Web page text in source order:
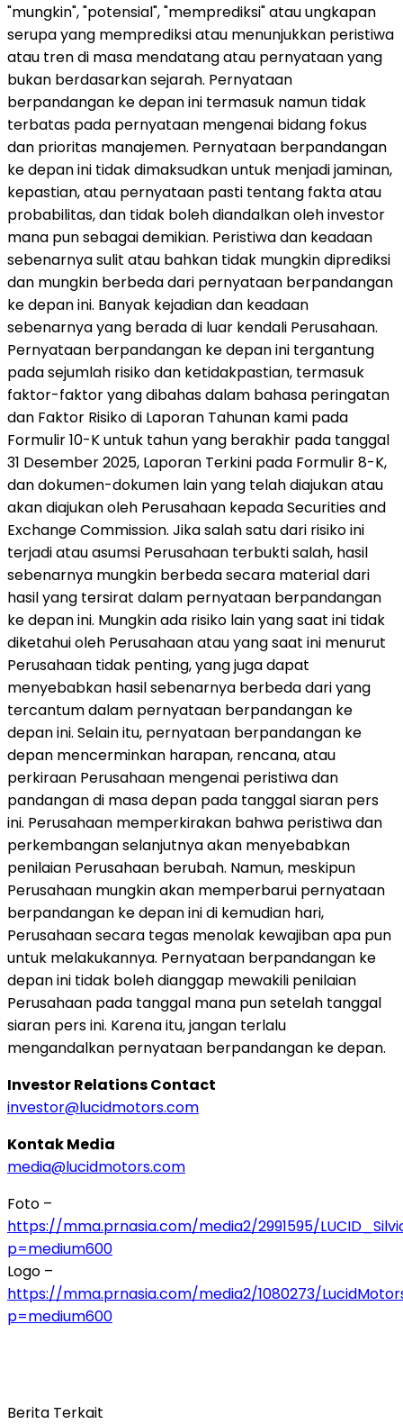
"mungkin", "potensial", "memprediksi" atau ungkapan
serupa yang memprediksi atau menunjukkan peristiwa
atau tren di masa mendatang atau pernyataan yang
bukan berdasarkan sejarah. Pernyataan
berpandangan ke depan ini termasuk namun tidak
terbatas pada pernyataan mengenai bidang fokus
dan prioritas manajemen. Pernyataan berpandangan
ke depan ini tidak dimaksudkan untuk menjadi jaminan,
kepastian, atau pernyataan pasti tentang fakta atau
probabilitas, dan tidak boleh diandalkan oleh investor
mana pun sebagai demikian. Peristiwa dan keadaan
sebenarnya sulit atau bahkan tidak mungkin diprediksi
dan mungkin berbeda dari pernyataan berpandangan
ke depan ini. Banyak kejadian dan keadaan
sebenarnya yang berada di luar kendali Perusahaan.
Pernyataan berpandangan ke depan ini tergantung
pada sejumlah risiko dan ketidakpastian, termasuk
faktor-faktor yang dibahas dalam bahasa peringatan
dan Faktor Risiko di Laporan Tahunan kami pada
Formulir 10-K untuk tahun yang berakhir pada tanggal
31 Desember 2025, Laporan Terkini pada Formulir 8-K,
dan dokumen-dokumen lain yang telah diajukan atau
akan diajukan oleh Perusahaan kepada Securities and
Exchange Commission. Jika salah satu dari risiko ini
terjadi atau asumsi Perusahaan terbukti salah, hasil
sebenarnya mungkin berbeda secara material dari
hasil yang tersirat dalam pernyataan berpandangan
ke depan ini. Mungkin ada risiko lain yang saat ini tidak
diketahui oleh Perusahaan atau yang saat ini menurut
Perusahaan tidak penting, yang juga dapat
menyebabkan hasil sebenarnya berbeda dari yang
tercantum dalam pernyataan berpandangan ke
depan ini. Selain itu, pernyataan berpandangan ke
depan mencerminkan harapan, rencana, atau
perkiraan Perusahaan mengenai peristiwa dan
pandangan di masa depan pada tanggal siaran pers
ini. Perusahaan memperkirakan bahwa peristiwa dan
perkembangan selanjutnya akan menyebabkan
penilaian Perusahaan berubah. Namun, meskipun
Perusahaan mungkin akan memperbarui pernyataan
berpandangan ke depan ini di kemudian hari,
Perusahaan secara tegas menolak kewajiban apa pun
untuk melakukannya. Pernyataan berpandangan ke
depan ini tidak boleh dianggap mewakili penilaian
Perusahaan pada tanggal mana pun setelah tanggal
siaran pers ini. Karena itu, jangan terlalu
mengandalkan pernyataan berpandangan ke depan.
Investor Relations Contact
investor@lucidmotors.com
Kontak Media
media@lucidmotors.com
Foto –
https://mma.prnasia.com/media2/2991595/
p=medium600
Logo –
https://mma.prnasia.com/media2/1080273/
p=medium600
Berita Terkait